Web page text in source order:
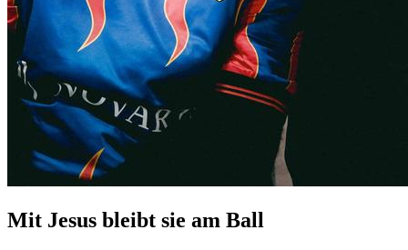
Mit Jesus bleibt sie am Ball